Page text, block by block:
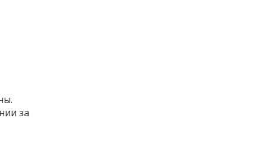
за